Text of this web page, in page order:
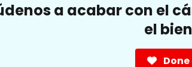
a acabar con el
el